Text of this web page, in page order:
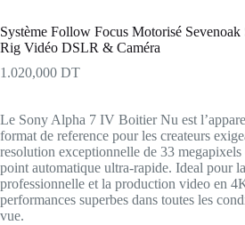
Système Follow Focus Motorisé
Rig Vidéo DSLR & Caméra
1.020,000 DT
Le Sony Alpha 7 IV Boitier Nu est
format de reference pour les createurs
resolution exceptionnelle de 33 megapixels
point automatique ultra-rapide. Ideal pour
professionnelle et la production video en
performances superbes dans toutes les
vue.